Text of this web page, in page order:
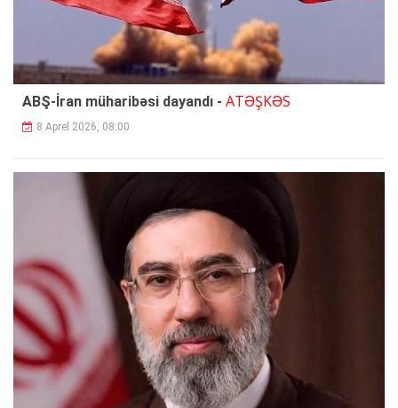
ABŞ-İran müharibəsi dayandı - ATƏŞKƏS
8 Aprel 2026, 08:00